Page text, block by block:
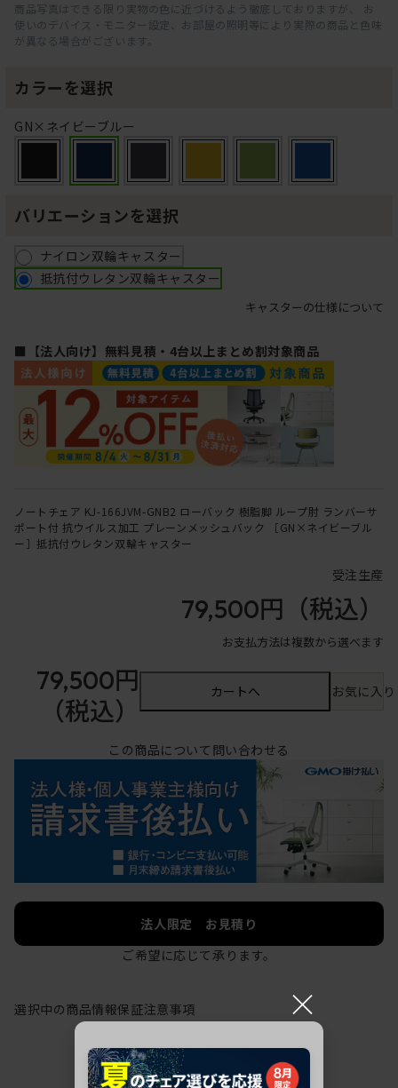
商品写真はできる限り実物の色に近づけるよう徹底しておりますが、 お
使いのデバイス・モニター設定、お部屋の照明等により実際の商品と色味
が異なる場合がございます。
カラーを選択
GN×ネイビーブルー
バリエーションを選択
ナイロン双輪キャスター
抵抗付ウレタン双輪キャスター
キャスターの仕様について
■【法人向け】無料見積・4台以上まとめ割対象商品
ノートチェア KJ-166JVM-GNB2 ローバック 樹脂脚 ループ肘 ランバーサ
ポート付 抗ウイルス加工 プレーンメッシュバック ［GN×ネイビーブル
ー］抵抗付ウレタン双輪キャスター
受注生産
79,500円 （税込）
お支払方法は複数から選べます
79,500円
（税込）
カートへ お気に入
この商品について問い合わせる
法人限定 お見積り
ご希望に応じて承ります。
選択中の商品情報保証注意事項 ×